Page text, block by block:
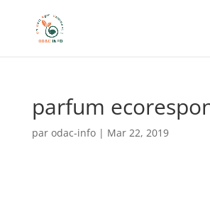
parfum
par odac-info| Mar 22, 2019